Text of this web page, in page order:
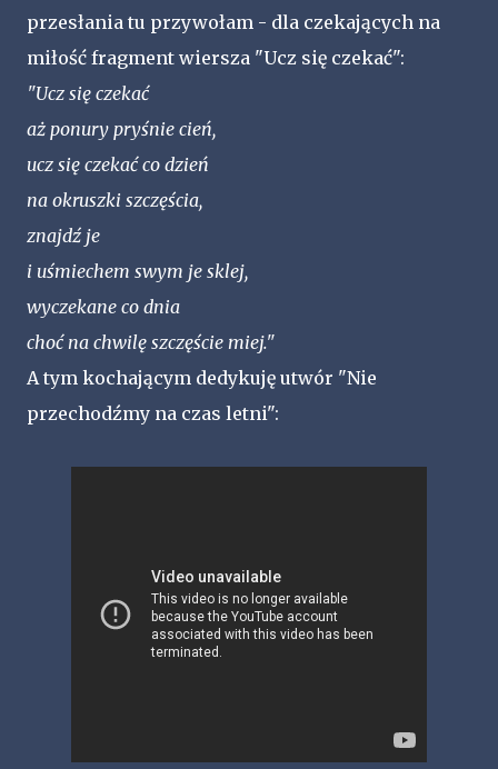
przesłania tu przywołam - dla czekających na
miłość fragment wiersza "Ucz się czekać":
"Ucz się czekać
aż ponury pryśnie cień,
ucz się czekać co dzień
na okruszki szczęścia,
znajdź je
i uśmiechem swym je sklej,
wyczekane co dnia
choć na chwilę szczęście miej."
A tym kochającym dedykuję utwór "Nie
przechodźmy na czas letni":